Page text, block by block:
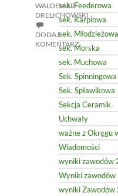
WALDEMAR
DRELICHOWSKI
DODAJ
KOMENTARZ
sek. Feederowa
sek. Karpiowa
sek. Młodzieżowa
sek. Morska
sek. Muchowa
Sek. Spinningowa
Sek. Spławikowa
Sekcja Ceramik
Uchwały
ważne z Okręgu
Wiadomości
wyniki zawodów
Wyniki zawodów
wyniki Zawodów